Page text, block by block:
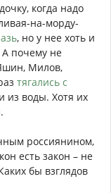
когда надо
на-морду-
, но у нее хоть и
А почему не
Милов,
тягались с
из воды. Хотя их
россиянином,
есть закон – не
бы взглядов